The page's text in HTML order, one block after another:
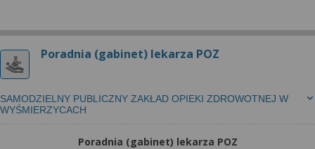
Poradnia (gabinet) lekarza POZ
SAMODZIELNY PUBLICZNY ZAKŁAD OPIEKI ZDROWOTNEJ W
WYŚMIERZYCACH
Poradnia (gabinet) lekarza POZ